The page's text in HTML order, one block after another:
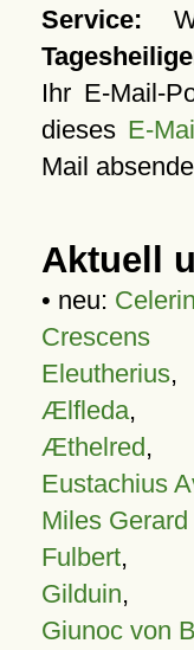
Service:
Ihr E-Mail-
dieses E-
Mail
Aktuell
• neu:
Crescens
Eleutherius,
Ælfleda,
Æthelred,
Eustachius
Miles
Fulbert,
Gilduin,
Giunoc von